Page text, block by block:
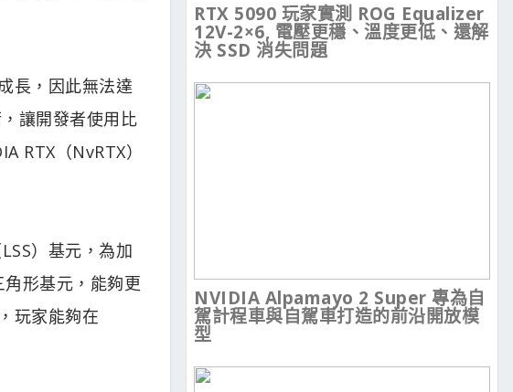
長，因此無法達
讓開發者使用比
RTX（NvRTX）
）基元，為加
形基元，能夠更
玩家能夠在
RTX 5090 玩家實測 ROG Equalizer
12V-2×6, 電壓更穩、溫度更低、還解
決 SSD 消失問題
NVIDIA Alpamayo 2 Super 專為自
駕計程車與自駕車打造的前沿開放模
型